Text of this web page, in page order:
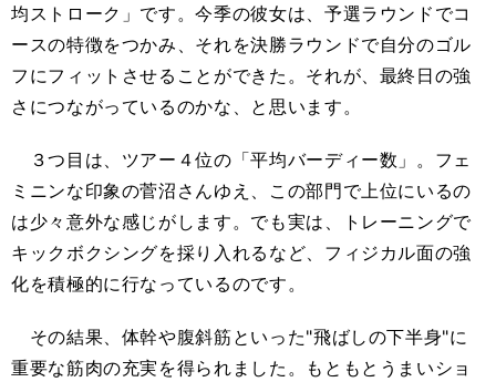
均ストローク」です。今季の彼女は、予選ラウンドでコ
ースの特徴をつかみ、それを決勝ラウンドで自分のゴル
フにフィットさせることができた。それが、最終日の強
さにつながっているのかな、と思います。
３つ目は、ツアー４位の「平均バーディー数」。フェ
ミニンな印象の菅沼さんゆえ、この部門で上位にいるの
は少々意外な感じがします。でも実は、トレーニングで
キックボクシングを採り入れるなど、フィジカル面の強
化を積極的に行なっているのです。
その結果、体幹や腹斜筋といった"飛ばしの下半身"に
重要な筋肉の充実を得られました。もともとうまいショ